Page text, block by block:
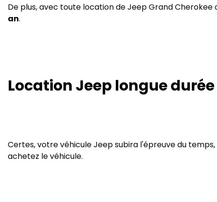
De plus, avec toute location de Jeep Grand
an.
Location Jeep longue
Certes, votre véhicule Jeep subira l'épreuve du
achetez le véhicule.